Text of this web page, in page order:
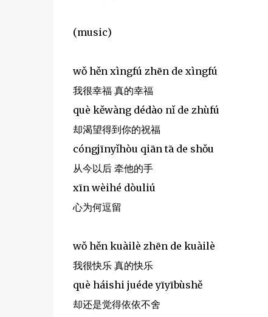
(music)
wǒ hěn xìngfú zhēn de xìngfú
我很幸福 真的幸福
què kěwàng dédào nǐ de zhùfú
却渴望得到你的祝福
cóngjīnyǐhòu qiān tā de shǒu
从今以后 牵他的手
xīn wèihé dòuliú
心为何逗留
wǒ hěn kuàilè zhēn de kuàilè
我很快乐 真的快乐
què háishi juéde yīyībùshě
却还是觉得依依不舍